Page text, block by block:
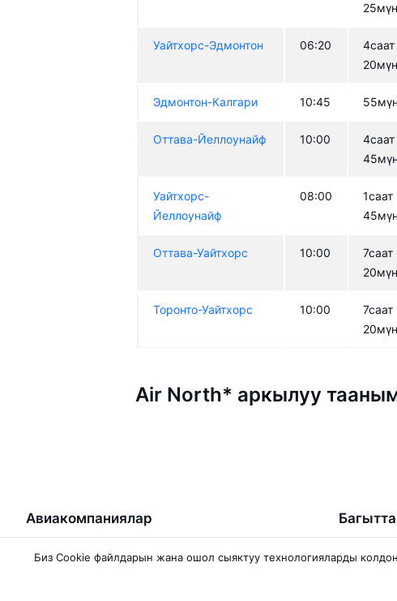
Уайтхорс-Эдмонтон 06:20
4саат
Эдмонтон-Калгари 10:45
Оттава-Йеллоунайф 10:00
4саат
Уайтхорс-
Йеллоунайф
08:00
1саат
Оттава-Уайтхорс 10:00
7саат
Торонто-Уайтхорс 10:00
7саат
Air North* аркылуу
Авиакомпаниялар
Pobeda
Бишкек
Биз Сookie файлдарын жана ошол сыяктуу технологияларды